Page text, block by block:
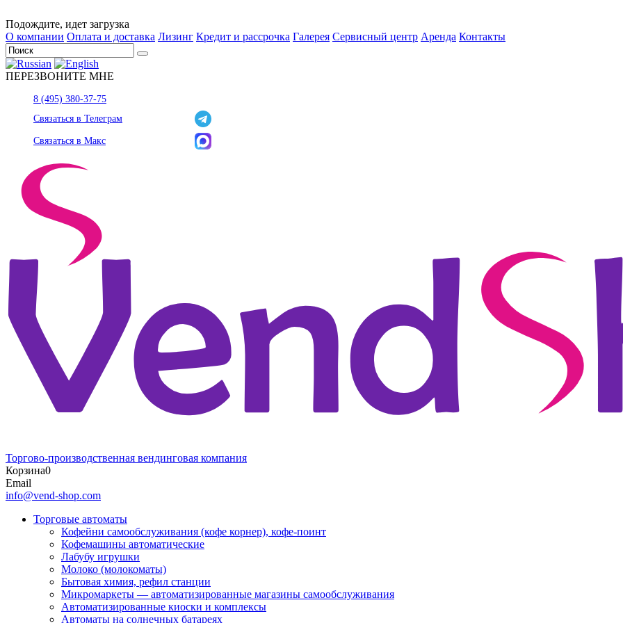
Подождите, идет загрузка
О компании Оплата и доставка Лизинг Кредит и рассрочка Галерея Сервисный центр Аренда Контакты
ПЕРЕЗВОНИТЕ МНЕ
8 (495) 380-37-75
Связаться в Телеграм
Связаться в Макс
Торгово-производственная вендинговая компания
Корзина0
Email
info@vend-shop.com
Торговые автоматы
Кофейни самообслуживания (кофе корнер), кофе-поинт
Кофемашины автоматические
Лабубу игрушки
Молоко (молокоматы)
Бытовая химия, рефил станции
Микромаркеты — автоматизированные магазины самообслуживания
Автоматизированные киоски и комплексы
Автоматы на солнечных батареях